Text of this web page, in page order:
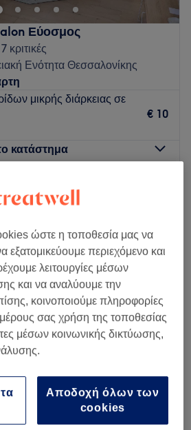
Εύοσμος
κριτικές
Ενότητα Θεσσαλονίκης
μικρής διάρκειας σε
€ 10
κατάστημα
09:00–21:00
09:00–21:00
Κλειστό
Κλειστό
λειτουργεί στον Εύοσμο
από δύο καταξιωμένες
και Κωνσταντίνα Κωνσταντινίδου
για τις πιο εξελιγμένες
για τα πιο άψογα αποτελέσματα! Στο
ώστε η τοποθεσία μας να
εξατομικεύουμε περιεχόμενο και
λειτουργίες μέσων
και να αναλύουμε την
κοινοποιούμε πληροφορίες
σας χρήση της τοποθεσίας
μέσων κοινωνικής δικτύωσης,
Αποδοχή όλων των
cookies